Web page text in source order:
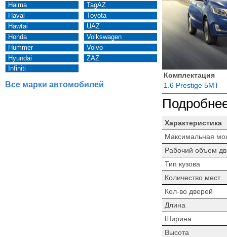
Haima
Haval
Hawtai
Honda
Hummer
Hyundai
Infiniti
TagAZ
Toyota
UAZ
Volkswagen
Volvo
ZAZ
Все марки автомобилей
Комплектация
1.6 Prestige 5MT
Характеристика
Максимальная
Рабочий объем
Тип кузова
Количество мест
Кол-во дверей
Длина
Ширина
Высота